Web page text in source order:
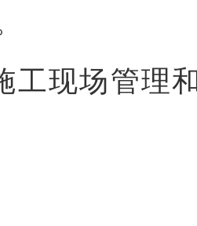
工现场管理